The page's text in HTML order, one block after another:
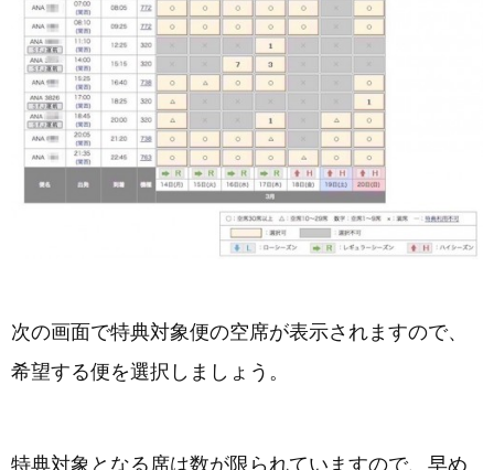
次の画面で特典対象便の空席が表示されますので、
希望する便を選択しましょう。
特典対象となる席は数が限られていますので、早め